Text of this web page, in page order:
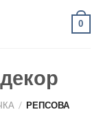
0
/ РЕПСОВА